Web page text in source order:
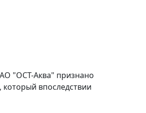
"ОСТ-Аква" признано
впоследствии